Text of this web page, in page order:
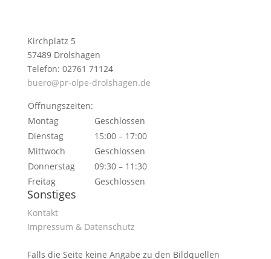
Kirchplatz 5
57489 Drolshagen
Telefon: 02761 71124
buero@pr-olpe-drolshagen.de
Öffnungszeiten:
Montag
Geschlossen
Dienstag
15:00 – 17:00
Mittwoch
Geschlossen
Donnerstag
09:30 – 11:30
Freitag
Geschlossen
Sonstiges
Kontakt
Impressum & Datenschutz
Falls die Seite keine Angabe zu den Bildquellen